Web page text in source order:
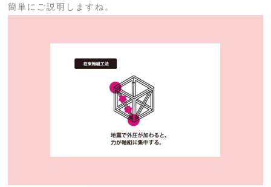
簡単にご説明しますね。